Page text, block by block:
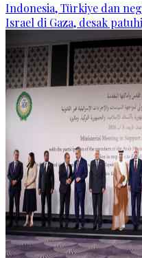
Indonesia, Türkiye dan
Israel di Gaza, desak